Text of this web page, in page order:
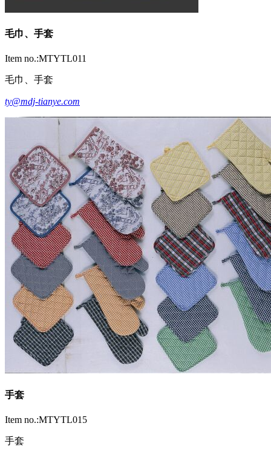
毛巾、手套
Item no.:MTYTL011
毛巾、手套
ty@mdj-tianye.com
手套
Item no.:MTYTL015
手套